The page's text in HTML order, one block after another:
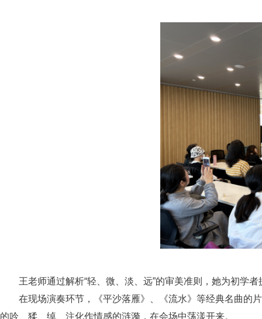
王老师通过解析“轻、微、淡、远”的审美准则，她为初学
在现场演奏环节，《平沙落雁》、《流水》等经典名曲的
的吟、猱、绰、注化作情感的涟漪，在会场中荡漾开来。